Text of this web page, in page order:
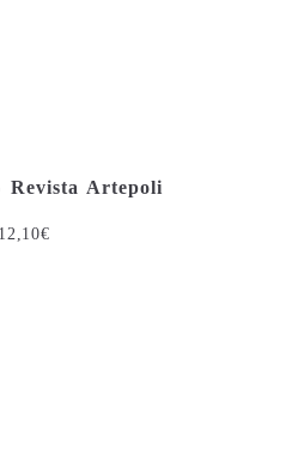
Revista Artepoli
12,10€